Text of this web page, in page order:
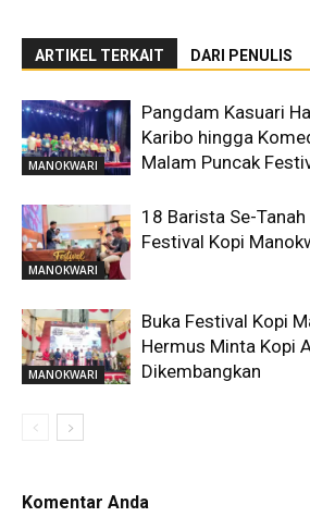
ARTIKEL TERKAIT DARI PENULIS
MANOKWARI
Pangdam Kasuari
Karibo hingga
Malam Puncak
MANOKWARI
18 Barista Se-
Festival Kopi
MANOKWARI
Buka Festival Kopi
Hermus Minta Kopi
Dikembangkan
Komentar Anda